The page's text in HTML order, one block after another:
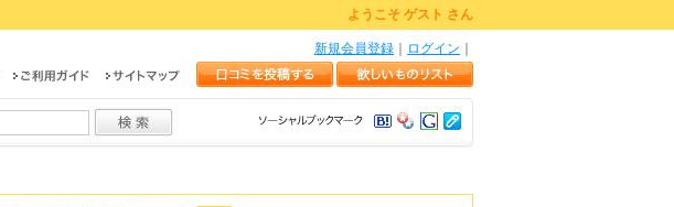
ようこそ ゲスト さん
ログイン
新規会員登録